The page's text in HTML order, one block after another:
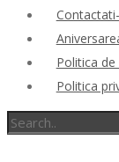
Politica
Politica